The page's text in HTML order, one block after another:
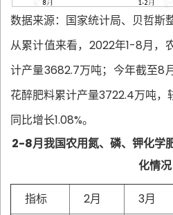
数据来源：国家统计局、贝哲斯
从累计值来看，2022年1-8月，
计产量3682.7万吨；今年截至8
花醉肥料累计产量3722.4万吨，
同比增长1.08%。
2-8月我国农用氮、磷、钾化学
化情况
指标 2月 3月